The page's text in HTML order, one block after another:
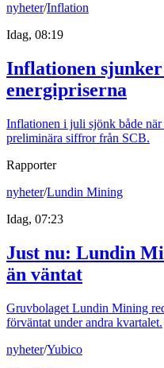
nyheter/Inflation
Idag, 08:19
Inflationen
energipriserna
Inflationen i juli sjönk både
preliminära siffror från SCB.
Rapporter
nyheter/Lundin Mining
Idag, 07:23
Just nu: Lundin
än väntat
Gruvbolaget Lundin Mining
förväntat under andra kvartalet.
nyheter/Yubico